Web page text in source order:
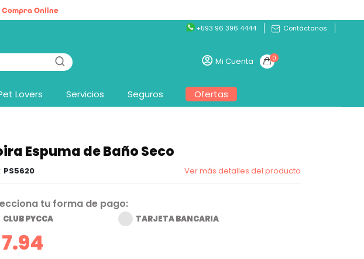
Online
+593 96 396 4444
Contáctanos
Mi Cuenta 0
Lovers Servicios Seguros Ofertas
Espuma de Baño Seco
PS5620 Ver más detalles del producto
tu forma de pago:
CLUB PYCCA TARJETA BANCARIA